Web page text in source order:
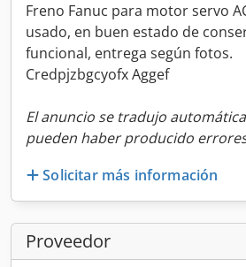
Freno Fanuc para motor servo
usado, en buen estado de
funcional, entrega según fotos.
Credpjzbgcyofx Aggef
El anuncio se tradujo
pueden haber producido
Solicitar más información
Proveedor